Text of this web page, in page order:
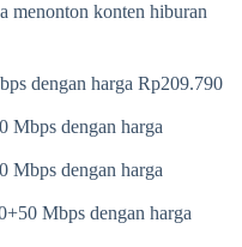
menonton konten hiburan
dengan harga Rp209.790
Mbps dengan harga
Mbps dengan harga
Mbps dengan harga